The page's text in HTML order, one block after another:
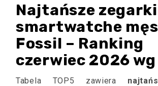
Najtańsze zegarki
smartwatche
Fossil – Ranking
czerwiec 2026
Tabela TOP5 zawiera